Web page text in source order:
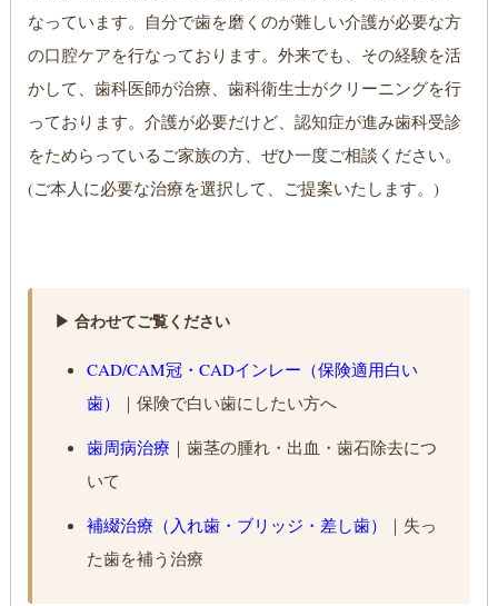
なっています。自分で歯を磨くのが難しい介護が必要な方
の口腔ケアを行なっております。外来でも、その経験を活
かして、歯科医師が治療、歯科衛生士がクリーニングを行
っております。介護が必要だけど、認知症が進み歯科受診
をためらっているご家族の方、ぜひ一度ご相談ください。
(ご本人に必要な治療を選択して、ご提案いたします。)
▶ 合わせてご覧ください
CAD/CAM冠・CADインレー（保険適用白い
歯）
｜保険で白い歯にしたい方へ
歯周病治療 ｜歯茎の腫れ・出血・歯石除去につ
いて
補綴治療（入れ歯・ブリッジ・差し歯）
｜失っ
た歯を補う治療